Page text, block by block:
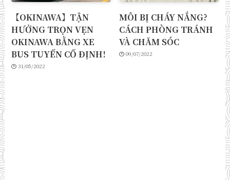
【OKINAWA】TẬN
HƯỞNG TRỌN VẸN
OKINAWA BẰNG XE
BUS TUYẾN CỐ ĐỊNH!
31/05/2022
MÔI BỊ CHÁY NẮNG?
CÁCH PHÒNG TRÁNH
VÀ CHĂM SÓC
09/07/2022